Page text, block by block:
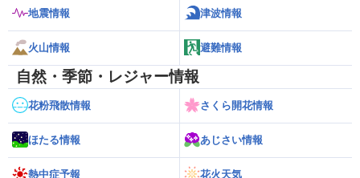
地震情報 津波情報
火山情報 避難情報
自然・季節・レジャー情報
花粉飛散情報 さくら開花情報
ほたる情報 あじさい情報
熱中症予報 花火天気